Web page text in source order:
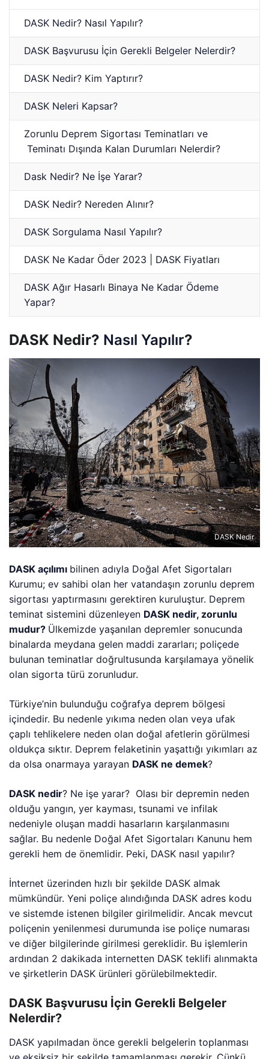
DASK Nedir? Nasıl Yapılır?
DASK Başvurusu İçin Gerekli Belgeler Nelerdir?
DASK Nedir? Kim Yaptırır?
DASK Neleri Kapsar?
Zorunlu Deprem Sigortası Teminatları ve
Teminatı Dışında Kalan Durumları Nelerdir?
Dask Nedir? Ne İşe Yarar?
DASK Nedir? Nereden Alınır?
DASK Sorgulama Nasıl Yapılır?
DASK Ne Kadar Öder 2023 | DASK Fiyatları
DASK Ağır Hasarlı Binaya Ne Kadar Ödeme
Yapar?
DASK Nedir? Nasıl Yapılır?
DASK Nedir
DASK açılımı bilinen adıyla Doğal Afet Sigortaları
Kurumu; ev sahibi olan her vatandaşın zorunlu deprem
sigortası yaptırmasını gerektiren kuruluştur. Deprem
teminat sistemini düzenleyen DASK nedir, zorunlu
mudur? Ülkemizde yaşanılan depremler sonucunda
binalarda meydana gelen maddi zararları; poliçede
bulunan teminatlar doğrultusunda karşılamaya yönelik
olan sigorta türü zorunludur.
Türkiye’nin bulunduğu coğrafya deprem bölgesi
içindedir. Bu nedenle yıkıma neden olan veya ufak
çaplı tehlikelere neden olan doğal afetlerin görülmesi
oldukça sıktır. Deprem felaketinin yaşattığı yıkımları az
da olsa onarmaya yarayan DASK ne demek?
DASK nedir? Ne işe yarar? Olası bir depremin neden
olduğu yangın, yer kayması, tsunami ve infilak
nedeniyle oluşan maddi hasarların karşılanmasını
sağlar. Bu nedenle Doğal Afet Sigortaları Kanunu hem
gerekli hem de önemlidir. Peki, DASK nasıl yapılır?
İnternet üzerinden hızlı bir şekilde DASK almak
mümkündür. Yeni poliçe alındığında DASK adres kodu
ve sistemde istenen bilgiler girilmelidir. Ancak mevcut
poliçenin yenilenmesi durumunda ise poliçe numarası
ve diğer bilgilerinde girilmesi gereklidir. Bu işlemlerin
ardından 2 dakikada internetten DASK teklifi alınmakta
ve şirketlerin DASK ürünleri görülebilmektedir.
DASK Başvurusu İçin Gerekli Belgeler
Nelerdir?
DASK yapılmadan önce gerekli belgelerin toplanması